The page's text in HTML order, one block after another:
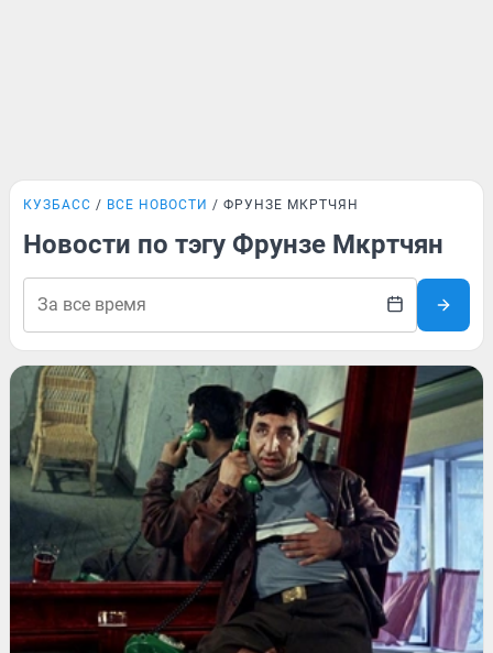
КУЗБАСС ВСЕ НОВОСТИ ФРУНЗЕ МКРТЧЯН
Новости по тэгу Фрунзе Мкртчян